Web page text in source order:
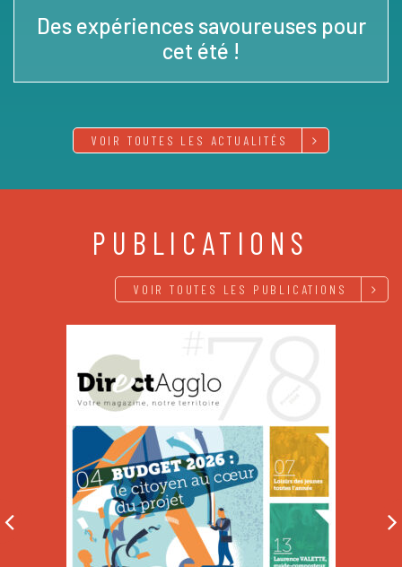
Des expériences savoureuses pour
cet été !
VOIR TOUTES LES ACTUALITÉS
PUBLICATIONS
VOIR TOUTES LES PUBLICATIONS